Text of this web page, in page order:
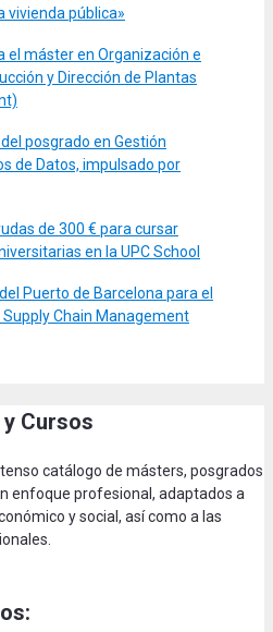
vivienda pública»
el máster en Organización e
y Dirección de Plantas
posgrado en Gestión
de Datos, impulsado por
de 300 € para cursar
en la UPC School
Puerto de Barcelona para el
Chain Management
Cursos
catálogo de másters, posgrados
enfoque profesional, adaptados a
y social, así como a las